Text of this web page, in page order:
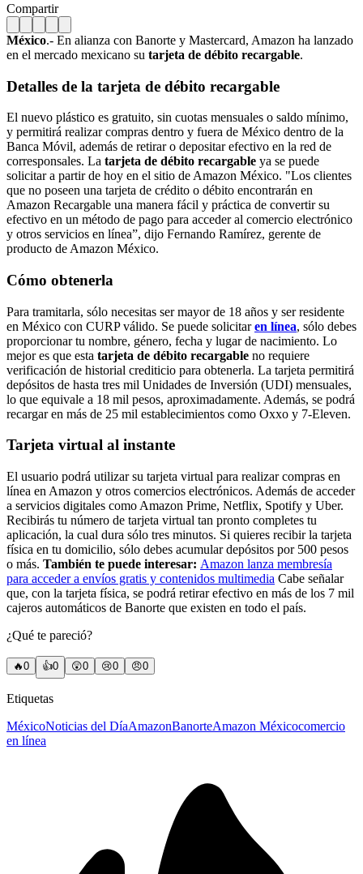
Compartir
México.- En alianza con Banorte y Mastercard, Amazon ha lanzado
en el mercado mexicano su tarjeta de débito recargable.
Detalles de la tarjeta de débito recargable
El nuevo plástico es gratuito, sin cuotas mensuales o saldo mínimo,
y permitirá realizar compras dentro y fuera de México dentro de la
Banca Móvil, además de retirar o depositar efectivo en la red de
corresponsales. La tarjeta de débito recargable ya se puede
solicitar a partir de hoy en el sitio de Amazon México. "Los clientes
que no poseen una tarjeta de crédito o débito encontrarán en
Amazon Recargable una manera fácil y práctica de convertir su
efectivo en un método de pago para acceder al comercio electrónico
y otros servicios en línea”, dijo Fernando Ramírez, gerente de
producto de Amazon México.
Cómo obtenerla
Para tramitarla, sólo necesitas ser mayor de 18 años y ser residente
en México con CURP válido. Se puede solicitaren línea, sólo debes
proporcionar tu nombre, género, fecha y lugar de nacimiento. Lo
mejor es que esta tarjeta de débito recargable no requiere
verificación de historial crediticio para obtenerla. La tarjeta permitirá
depósitos de hasta tres mil Unidades de Inversión (UDI) mensuales,
lo que equivale a 18 mil pesos, aproximadamente. Además, se podrá
recargar en más de 25 mil establecimientos como Oxxo y 7-Eleven.
Tarjeta virtual al instante
El usuario podrá utilizar su tarjeta virtual para realizar compras en
línea en Amazon y otros comercios electrónicos. Además de acceder
a servicios digitales como Amazon Prime, Netflix, Spotify y Uber.
Recibirás tu número de tarjeta virtual tan pronto completes tu
aplicación, la cual dura sólo tres minutos. Si quieres recibir la tarjeta
física en tu domicilio, sólo debes acumular depósitos por 500 pesos
o más. También te puede interesar: Amazon lanza membresía
para acceder a envíos gratis y contenidos multimedia Cabe señalar
que, con la tarjeta física, se podrá retirar efectivo en más de los 7 mil
cajeros automáticos de Banorte que existen en todo el país.
¿Qué te pareció?
🔥0 👍0 😲0 😢0 😠0
Etiquetas
MéxicoNoticias del DíaAmazonBanorteAmazon Méxicocomercio
en línea